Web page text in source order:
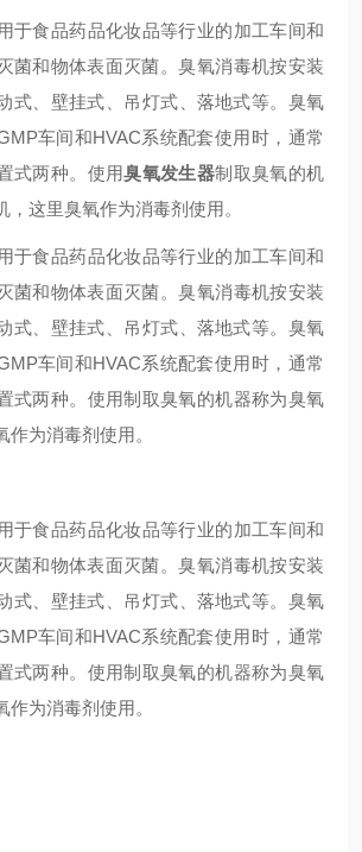
于食品药品化妆品等行业的加工车间和
和物体表面灭菌。臭氧消毒机按安装
、壁挂式、吊灯式、落地式等。臭氧
车间和HVAC系统配套使用时，通常
两种。使用臭氧发生器制取臭氧的机
，这里臭氧作为消毒剂使用。
于食品药品化妆品等行业的加工车间和
和物体表面灭菌。臭氧消毒机按安装
式、壁挂式、吊灯式、落地式等。臭氧
车间和HVAC系统配套使用时，通常
两种。使用制取臭氧的机器称为臭氧
作为消毒剂使用。
于食品药品化妆品等行业的加工车间和
和物体表面灭菌。臭氧消毒机按安装
式、壁挂式、吊灯式、落地式等。臭氧
车间和HVAC系统配套使用时，通常
两种。使用制取臭氧的机器称为臭氧
为消毒剂使用。